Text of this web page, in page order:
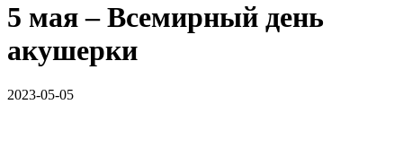
5 мая – Всемирный день
акушерки
2023-05-05